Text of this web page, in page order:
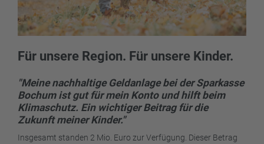
Für unsere Region. Für unsere Kinder.
"Meine nachhaltige Geldanlage bei der Sparkasse
Bochum ist gut für mein Konto und hilft beim
Klimaschutz. Ein wichtiger Beitrag für die
Zukunft meiner Kinder."
Insgesamt standen 2 Mio. Euro zur Verfügung. Dieser Betrag